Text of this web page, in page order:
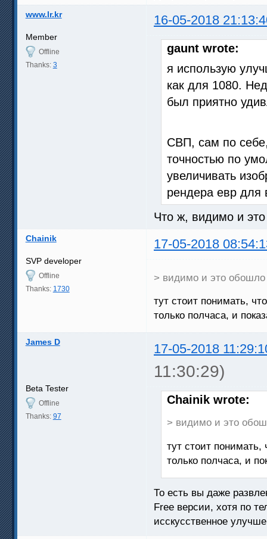
www.lr.kr 16-05-2018
Member
Offline
Thanks: 3
gaunt wrote:
я использую
как для 1080.
был приятно
СВП, сам по
точностью по
увеличивать
рендера евр для
Что ж, видимо и
Chainik 17-05-2018
SVP developer
Offline
Thanks: 1730
> видимо и это обошло
тут стоит понимать,
только полчаса, и
James D 17-05-2018
11:30:29)
Beta Tester
Offline
Thanks: 97
Chainik wrote:
> видимо и это
тут стоит
только полчаса, и
То есть вы даже
Free версии, хотя по
исскусственное